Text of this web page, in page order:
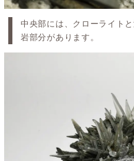
中央部には、クローライト
岩部分があります。